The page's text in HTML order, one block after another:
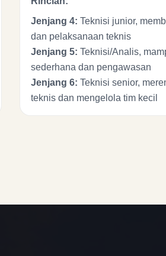
Jenjang 4: Teknisi junior,
dan pelaksanaan teknis
Jenjang 5: Teknisi/Analis,
sederhana dan pengawasan
Jenjang 6: Teknisi senior,
teknis dan mengelola tim kecil